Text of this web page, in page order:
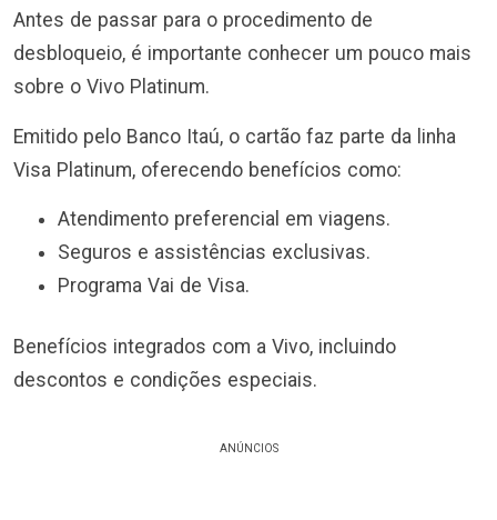
Antes de passar para o procedimento de
desbloqueio, é importante conhecer um pouco mais
sobre o Vivo Platinum.
Emitido pelo Banco Itaú, o cartão faz parte da linha
Visa Platinum, oferecendo benefícios como:
Atendimento preferencial em viagens.
Seguros e assistências exclusivas.
Programa Vai de Visa.
Benefícios integrados com a Vivo, incluindo
descontos e condições especiais.
ANÚNCIOS